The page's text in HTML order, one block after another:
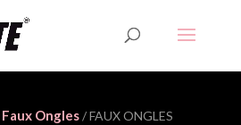
Faux Ongles/ FAUX ONGLES